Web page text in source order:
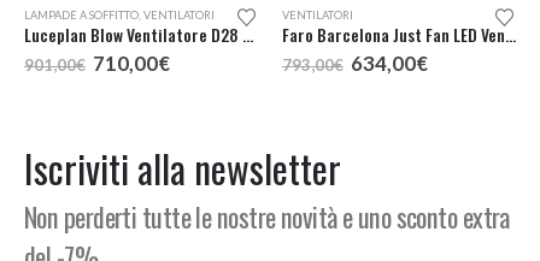
LAMPADE A SOFFITTO VENTILATORI
Luceplan Blow Ventilatore D28 Con Telecomando e Pale Serigrafate Trasparenti
901,00€ Il
prezzo
710,00€Il
VENTILATORI
Faro Barcelona Just Fan LED Ventilatore Nero
793,00€ Il
prezzo
634,00€Il
Iscriviti alla newsletter
Non perderti tutte le nostre novità e uno sconto extra